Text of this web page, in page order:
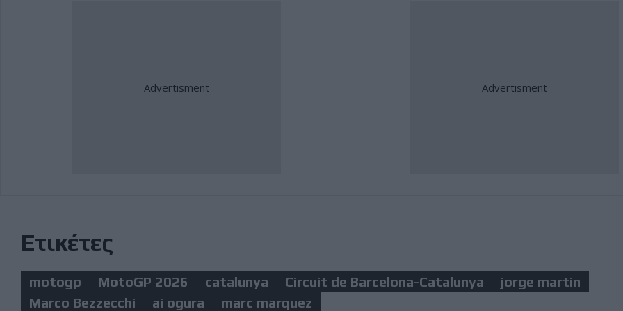
Ετικέτες
motogp MotoGP 2026 catalunya Circuit de Barcelona-Catalunya
jorge martin
Marco Bezzecchi
ai ogura marc marquez